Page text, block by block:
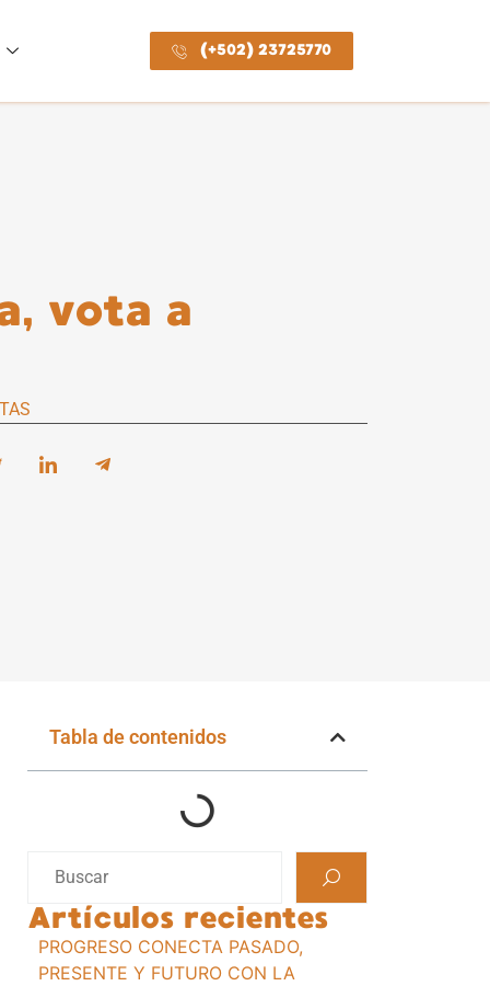
(+502) 23725770
vota a
Tabla de contenidos
Artículos recientes
PROGRESO CONECTA PASADO,
PRESENTE Y FUTURO CON LA